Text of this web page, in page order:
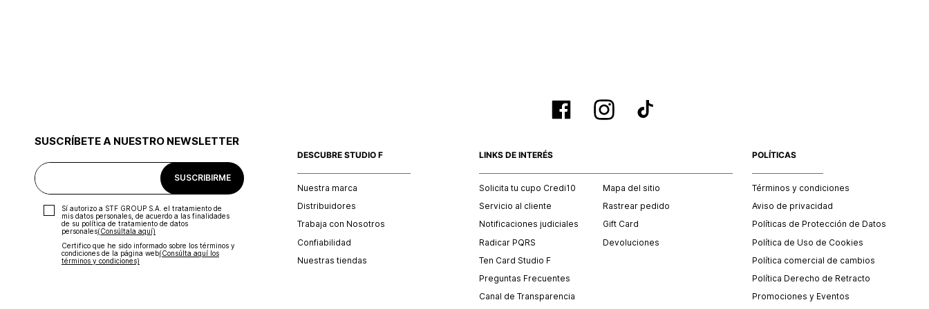
SUSCRÍBETE A NUESTRO NEWSLETTER
SUSCRIBIRME
Sí autorizo a STF GROUP S.A. el tratamiento de
mis datos personales, de acuerdo a las finalidades
de su política de tratamiento de datos
personales‎(Consúltala aquí)
Certifico que he sido informado sobre los términos y
condiciones de la página web‎(Consúlta aquí los
términos y condiciones)
DESCUBRE STUDIO F
Nuestra marca
Distribuidores
Trabaja con Nosotros
Confiabilidad
Nuestras tiendas
LINKS DE INTERÉS
Solicita tu cupo Credi10
Servicio al cliente
Notificaciones judiciales
Radicar PQRS
Ten Card Studio F
Preguntas Frecuentes
Canal de Transparencia
Mapa del sitio
Rastrear pedido
Gift Card
Devoluciones
POLÍTICAS
Términos y condiciones
Aviso de privacidad
Políticas de Protección de Datos
Política de Uso de Cookies
Política comercial de cambios
Política Derecho de Retracto
Promociones y Eventos